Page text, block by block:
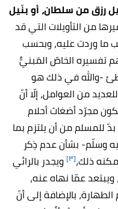
رزق من سلطان، أو بنَيل
من التأويلات التي قد
ما وردت عليه، وبحسب
تفسيره الخاصّ المَبنيٌّ
-والله في ذلك هو
من العوامل، إلّا أنّ
مجرّد أضغاث أحلام
للمسلم من أن يلتزم بما
وسلّم- بشأن عدم ذِكر
ذلك،[٣]
ويجدر بالرائي
عمّا نهاه عنه،
الطهارة، بالإضافة إلى أنّ